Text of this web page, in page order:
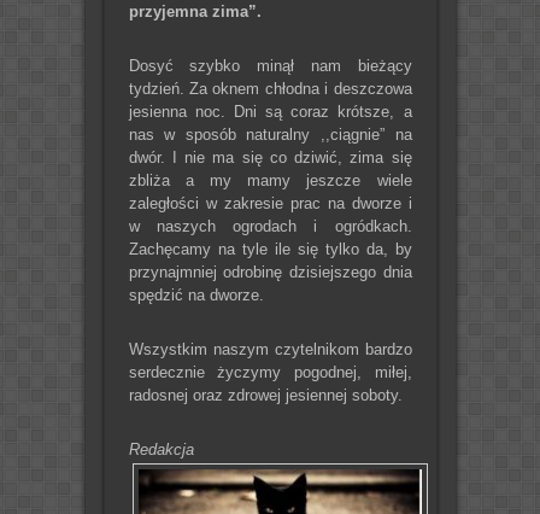
przyjemna zima”.
Dosyć szybko minął nam bieżący
tydzień. Za oknem chłodna i deszczowa
jesienna noc. Dni są coraz krótsze, a
nas w sposób naturalny ,,ciągnie” na
dwór. I nie ma się co dziwić, zima się
zbliża a my mamy jeszcze wiele
zaległości w zakresie prac na dworze i
w naszych ogrodach i ogródkach.
Zachęcamy na tyle ile się tylko da, by
przynajmniej odrobinę dzisiejszego dnia
spędzić na dworze.
Wszystkim naszym czytelnikom bardzo
serdecznie życzymy pogodnej, miłej,
radosnej oraz zdrowej jesiennej soboty.
Redakcja